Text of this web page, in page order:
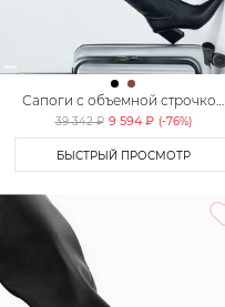
Сапоги с объемной строчкой
Lera Nena Unreal
39 342 ₽ 9 594 ₽ (-76%)
БЫСТРЫЙ ПРОСМОТР